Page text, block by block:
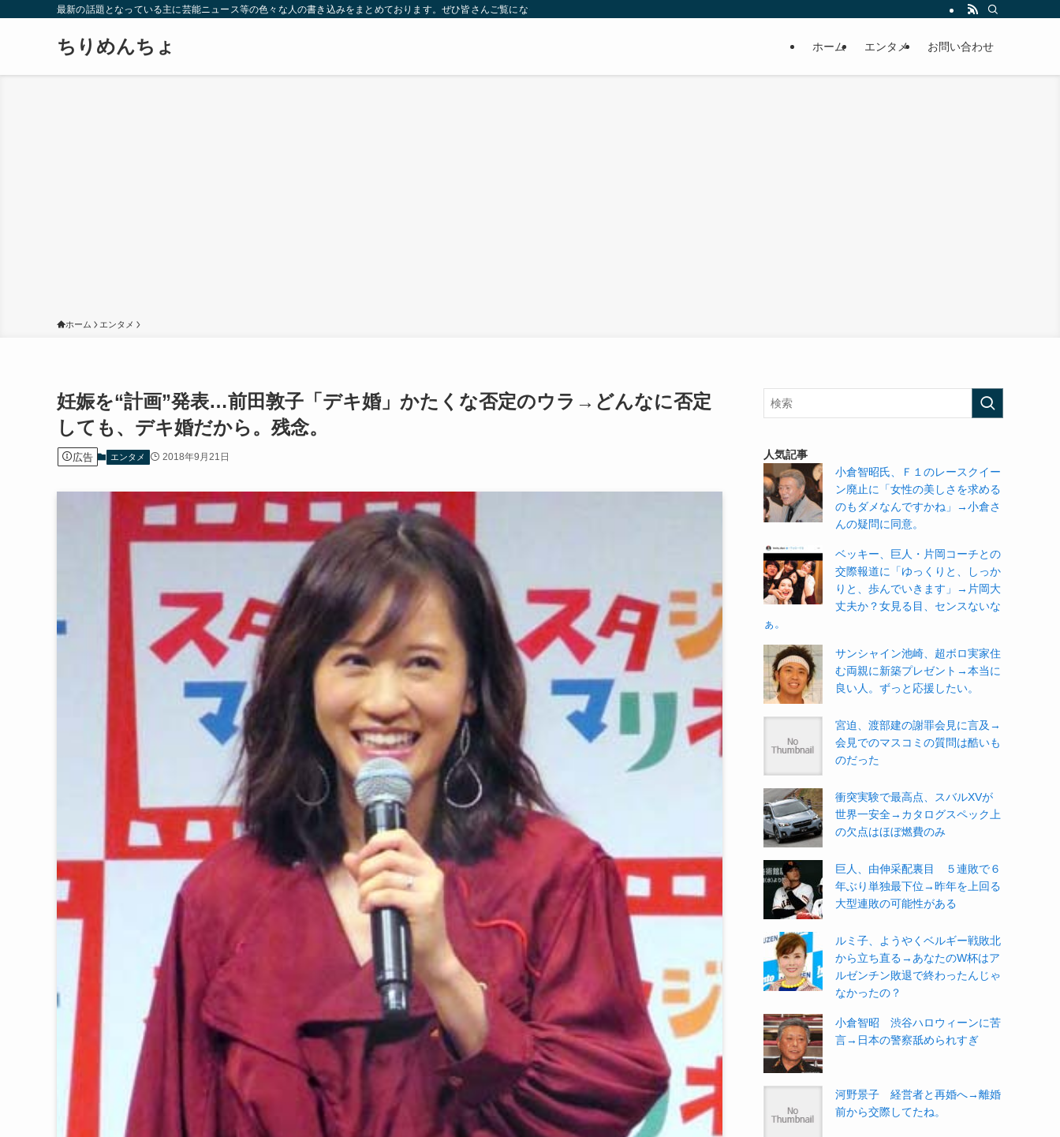
最新の話題となっている主に芸能ニュース等の色々な人の書き込みをまとめております。ぜひ皆さんご覧になっていってください。
ちりめんちょ ホーム エンタメ お問い合わせ
ホーム エンタメ
妊娠を“計画”発表…前田敦子「デキ婚」かたくな否定のウラ→どんなに否定
しても、デキ婚だから。残念。
広告 エンタメ 2018年9月21日
人気記事
小倉智昭氏、Ｆ１のレースクイー
ン廃止に「女性の美しさを求める
のもダメなんですかね」→小倉さ
んの疑問に同意。
ベッキー、巨人・片岡コーチとの
交際報道に「ゆっくりと、しっか
りと、歩んでいきます」→片岡大
丈夫か？女見る目、センスないな
ぁ。
サンシャイン池崎、超ボロ実家住
む両親に新築プレゼント→本当に
良い人。ずっと応援したい。
宮迫、渡部建の謝罪会見に言及→
会見でのマスコミの質問は酷いも
のだった
衝突実験で最高点、スバルXVが
世界一安全→カタログスペック上
の欠点はほぼ燃費のみ
巨人、由伸采配裏目 ５連敗で６
年ぶり単独最下位→昨年を上回る
大型連敗の可能性がある
ルミ子、ようやくベルギー戦敗北
から立ち直る→あなたのW杯はア
ルゼンチン敗退で終わったんじゃ
なかったの？
小倉智昭 渋谷ハロウィーンに苦
言→日本の警察舐められすぎ
河野景子 経営者と再婚へ→離婚
前から交際してたね。